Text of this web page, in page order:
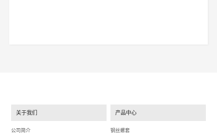
关于我们
公司简介
产品中心
钢丝螺套